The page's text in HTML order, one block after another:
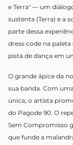
e Terra" — um
sustenta (Terra) e a
parte dessa
dress code na
pista de dança em
O grande ápice da
sua banda. Com
única, o artista
do Pagode 90. O
Sem Compromisso
que funde a